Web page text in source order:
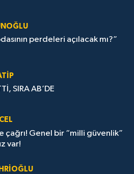
perdeleri açılacak mı?”
SIRA AB’DE
çağrı! Genel bir “milli güvenlik”
var!